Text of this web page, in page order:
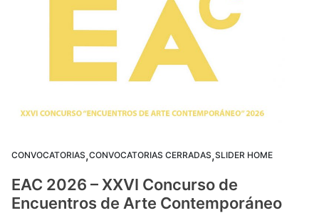
CONVOCATORIAS,CONVOCATORIAS CERRADAS,SLIDER HOME
EAC 2026 – XXVI Concurso de
Encuentros de Arte Contemporáneo